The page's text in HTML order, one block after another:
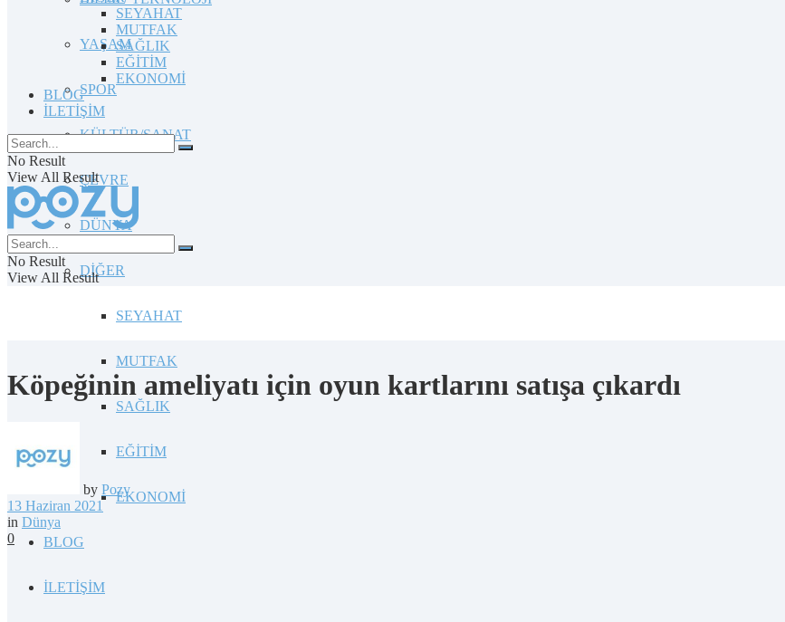
YAŞAM
SPOR
KÜLTÜR/SANAT
ÇEVRE
DÜNYA
DİĞER
SEYAHAT
MUTFAK
SAĞLIK
EĞİTİM
EKONOMİ
BLOG
İLETİŞİM
SEYAHAT
MUTFAK
SAĞLIK
EĞİTİM
EKONOMİ
BLOG
İLETİŞİM
No Result
View All Result
No Result
View All Result
Köpeğinin ameliyatı için oyun kartlarını satışa çıkardı
by Pozy
13 Haziran 2021
in Dünya
0